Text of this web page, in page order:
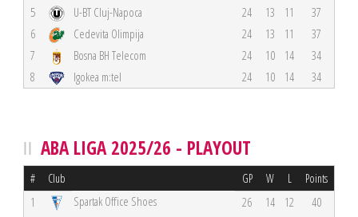
5
U-BT Cluj-Napoca 24 13 11
37
6
Cedevita Olimpija 24 13 11
37
7
Bosna BH Telecom 24 10 14
34
8
Igokea m:tel 24 10 14 34
ABA LIGA 2025/26 - PLAYOUT
# Club GP W L Points
1 Spartak Office Shoes 26 14 12
40